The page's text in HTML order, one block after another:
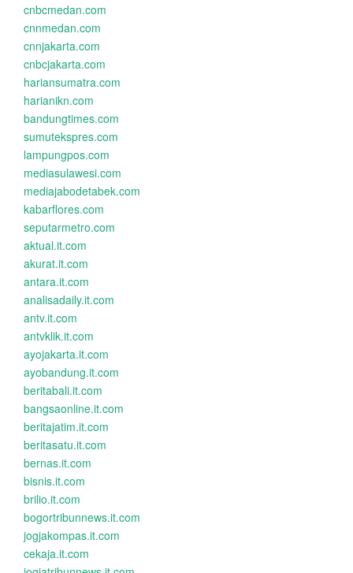
cnbcmedan.com
cnnmedan.com
cnnjakarta.com
cnbcjakarta.com
hariansumatra.com
harianikn.com
bandungtimes.com
sumutekspres.com
lampungpos.com
mediasulawesi.com
mediajabodetabek.com
kabarflores.com
seputarmetro.com
aktual.it.com
akurat.it.com
antara.it.com
analisadaily.it.com
antv.it.com
antvklik.it.com
ayojakarta.it.com
ayobandung.it.com
beritabali.it.com
bangsaonline.it.com
beritajatim.it.com
beritasatu.it.com
bernas.it.com
bisnis.it.com
brilio.it.com
bogortribunnews.it.com
jogjakompas.it.com
cekaja.it.com